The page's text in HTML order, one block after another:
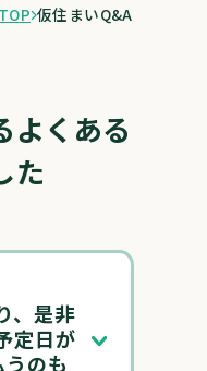
TOP 仮住まいQ&A
よくある
た
、是非
定日が
のも